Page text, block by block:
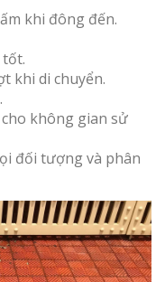
khi đông đến.
khi di chuyển.
không gian sử
đối tượng và phân